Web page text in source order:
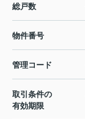
総戸数
物件番号
管理コード
取引条件の
有効期限